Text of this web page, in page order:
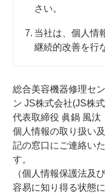
さい。
当社は、個人情
継続的改善を行
総合美容機器修理セ
ン JS株式会社(JS株
代表取締役 眞鍋 風汰
個人情報の取り扱い
記の窓口にご連絡い
す。
（個人情報保護法及
容易に知り得る状態